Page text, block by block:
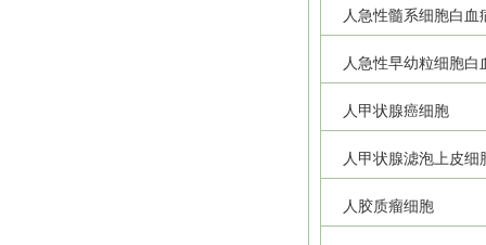
人急性髓系细胞白血
人急性早幼粒细胞白
人甲状腺癌细胞
人甲状腺滤泡上皮细
人胶质瘤细胞